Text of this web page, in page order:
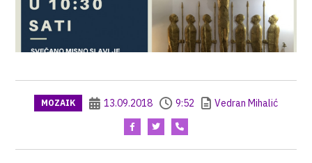
MOZAIK 13.09.2018 9:52 Vedran Mihalić